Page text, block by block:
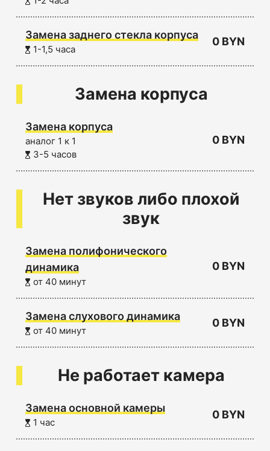
Замена заднего стекла корпуса
1-1,5 часа
0 BYN
Замена корпуса
Замена корпуса
аналог 1 к 1
3-5 часов
0 BYN
Нет звуков либо плохой
звук
Замена полифонического
динамика
от 40 минут
0 BYN
Замена слухового динамика
от 40 минут
0 BYN
Не работает камера
Замена основной камеры
1 час
0 BYN